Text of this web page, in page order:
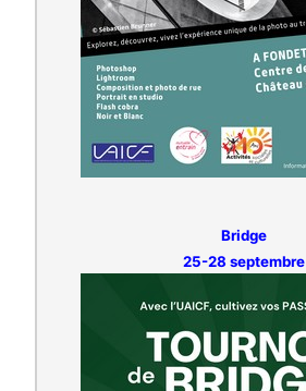
Bridge
25-28 septembre